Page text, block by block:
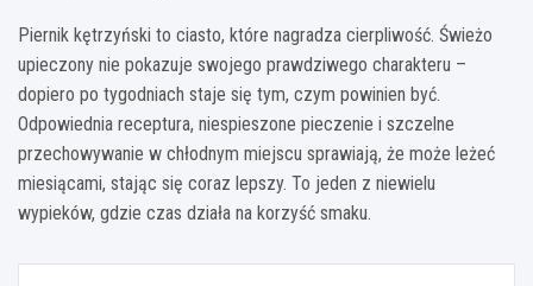
Piernik kętrzyński to ciasto, które nagradza cierpliwość. Świeżo
upieczony nie pokazuje swojego prawdziwego charakteru –
dopiero po tygodniach staje się tym, czym powinien być.
Odpowiednia receptura, niespieszone pieczenie i szczelne
przechowywanie w chłodnym miejscu sprawiają, że może leżeć
miesiącami, stając się coraz lepszy. To jeden z niewielu
wypieków, gdzie czas działa na korzyść smaku.